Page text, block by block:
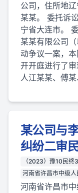
公司，住所地
某某。 委托诉
宁省大连市。
某某有限公司
动争议一案，
开开庭进行了
人江某某、傅
某公司与
纠纷二审
（2023）豫10民终
河南省许昌市中级人
河南省许昌市